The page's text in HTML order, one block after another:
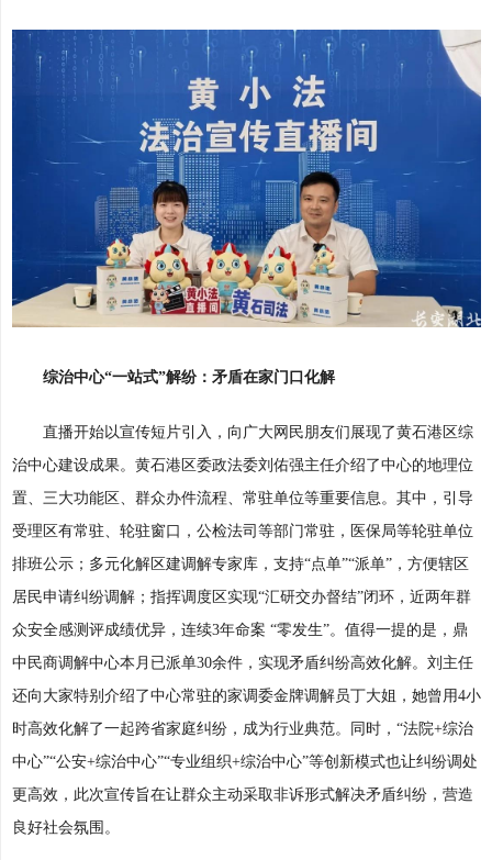
综治中心“一站式”解纷：矛盾在家门口化解
直播开始以宣传短片引入，向广大网民朋友们展现了黄石港区综
治中心建设成果。黄石港区委政法委刘佑强主任介绍了中心的地理位
置、三大功能区、群众办件流程、常驻单位等重要信息。其中，引导
受理区有常驻、轮驻窗口，公检法司等部门常驻，医保局等轮驻单位
排班公示；多元化解区建调解专家库，支持“点单”“派单”，方便辖区
居民申请纠纷调解；指挥调度区实现“汇研交办督结”闭环，近两年群
众安全感测评成绩优异，连续3年命案 “零发生”。值得一提的是，鼎
中民商调解中心本月已派单30余件，实现矛盾纠纷高效化解。刘主任
还向大家特别介绍了中心常驻的家调委金牌调解员丁大姐，她曾用4小
时高效化解了一起跨省家庭纠纷，成为行业典范。同时，“法院+综治
中心”“公安+综治中心”“专业组织+综治中心”等创新模式也让纠纷调处
更高效，此次宣传旨在让群众主动采取非诉形式解决矛盾纠纷，营造
良好社会氛围。